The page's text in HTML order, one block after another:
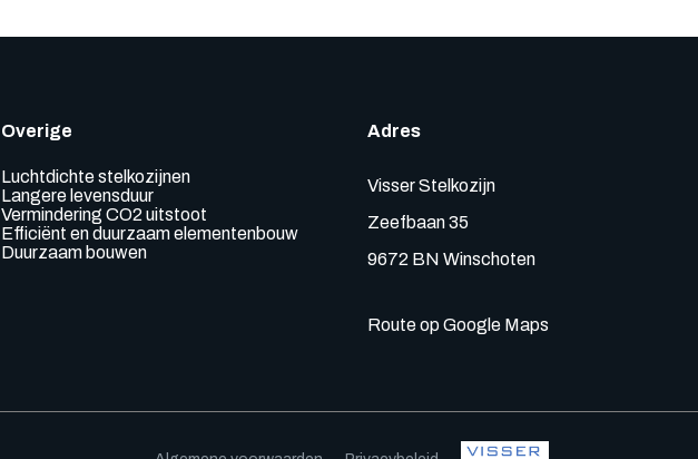
Overige
Luchtdichte stelkozijnen
Langere levensduur
Vermindering CO2 uitstoot
Efficiënt en duurzaam elementenbouw
Duurzaam bouwen
Adres
Visser Stelkozijn
Zeefbaan 35
9672 BN Winschoten
Route op Google Maps